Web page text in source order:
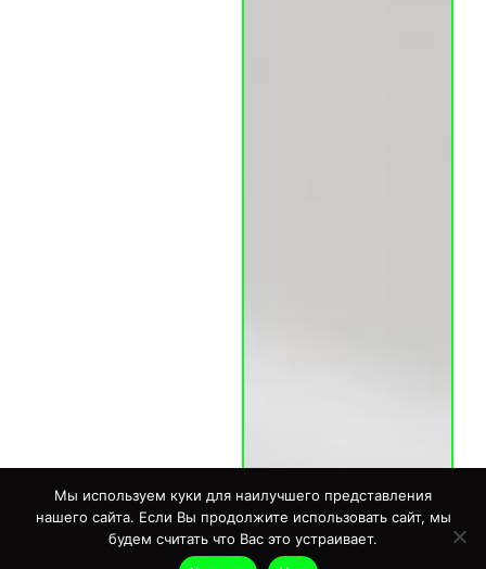
Мы используем куки для наилучшего представления
нашего сайта. Если Вы продолжите использовать сайт, мы
будем считать что Вас это устраивает.